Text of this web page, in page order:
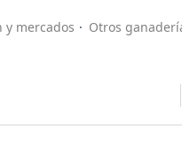
y mercados
Otros